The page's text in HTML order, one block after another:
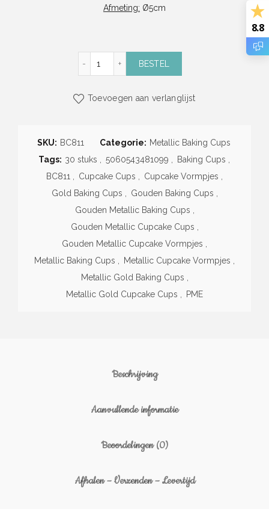
Afmeting: Ø5cm
Gouden Metallic Baking Cups (30 stuks)
BESTEL
Toevoegen aan verlanglijst
SKU: BC811 Categorie: Metallic Baking Cups
Tags: 30 stuks 5060543481099 Baking Cups
BC811
Cupcake Cups Cupcake Vormpjes
Gold Baking Cups
Gouden Baking Cups
Gouden Metallic Baking Cups
Gouden Metallic Cupcake Cups
Gouden Metallic Cupcake Vormpjes
Metallic Baking Cups
Metallic Cupcake Vormpjes
Metallic Gold Baking Cups
Metallic Gold Cupcake Cups
PME
Beschrijving
Aanvullende informatie
Beoordelingen (0)
Afhalen – Verzenden – Levertijd
8.8